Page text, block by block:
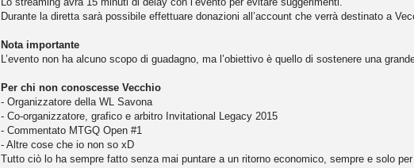
Durante la diretta sarà possibile effettuare donazioni all’account che verrà destinato a
Nota importante
L’evento non ha alcuno scopo di guadagno, ma l’obiettivo è quello di sostenere una
Per chi non conoscesse Vecchio
- Organizzatore della WL Savona
- Co-organizzatore, grafico e arbitro Invitational Legacy 2015
- Commentato MTGQ Open #1
- Altre cose che io non so xD
Tutto ciò lo ha sempre fatto senza mai puntare a un ritorno economico, sempre e solo